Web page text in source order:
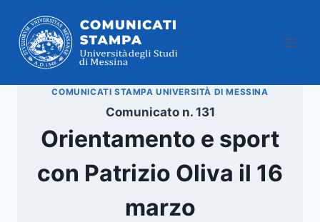
contenuto
COMUNICATI STAMPA UNIVERSITÀ DI MESSINA
Comunicato n. 131
Orientamento e sport
con Patrizio Oliva il 16
marzo